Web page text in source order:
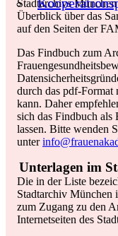
Stadtarchivs
Überblick über das
auf den Seiten der
Das Findbuch zum
durch das pdf-Format
kann. Daher
sich das Findbuch
lassen. Bitte wenden
unter
Unterlagen im
Die in der Liste
Stadtarchiv München
zum Zugang zu den
Internetseiten des